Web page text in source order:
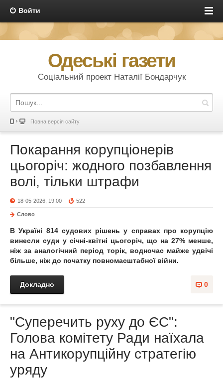
Войти
Одеські газети
Соціальний проект Наталії Бондарчук
Повна версія сайту
Покарання корупціонерів
цьогоріч: жодного позбавлення
волі, тільки штрафи
18-05-2026, 19:00 522
Слово
В Україні 814 судових рішень у справах про корупцію
винесли суди у січні-квітні цьогоріч, що на 27% менше,
ніж за аналогічний період торік, водночас майже удвічі
більше, ніж до початку повномасштабної війни.
0
Докладно
"Суперечить руху до ЄС":
Голова комітету Ради наїхала
на Антикорупційну стратегію
уряду